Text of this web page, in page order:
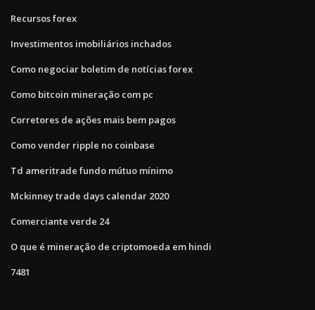
Recursos forex
Investimentos imobiliários inchados
Como negociar boletim de notícias forex
Como bitcoin mineração com pc
Corretores de ações mais bem pagos
Como vender ripple no coinbase
Td ameritrade fundo mútuo mínimo
Mckinney trade days calendar 2020
Comerciante verde 24
O que é mineração de criptomoeda em hindi
7481